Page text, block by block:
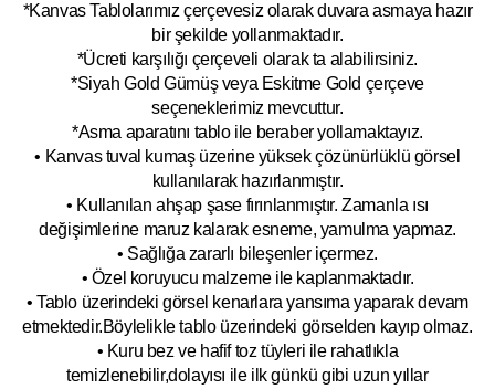
*Kanvas Tablolarımız çerçevesiz olarak duvara asmaya hazır
bir şekilde yollanmaktadır.
*Ücreti karşılığı çerçeveli olarak ta alabilirsiniz.
*Siyah Gold Gümüş veya Eskitme Gold çerçeve
seçeneklerimiz mevcuttur.
*Asma aparatını tablo ile beraber yollamaktayız.
• Kanvas tuval kumaş üzerine yüksek çözünürlüklü görsel
kullanılarak hazırlanmıştır.
• Kullanılan ahşap şase fırınlanmıştır. Zamanla ısı
değişimlerine maruz kalarak esneme, yamulma yapmaz.
• Sağlığa zararlı bileşenler içermez.
• Özel koruyucu malzeme ile kaplanmaktadır.
• Tablo üzerindeki görsel kenarlara yansıma yaparak devam
etmektedir.Böylelikle tablo üzerindeki görselden kayıp olmaz.
• Kuru bez ve hafif toz tüyleri ile rahatlıkla
temizlenebilir,dolayısı ile ilkgünkü gibi uzun yıllar